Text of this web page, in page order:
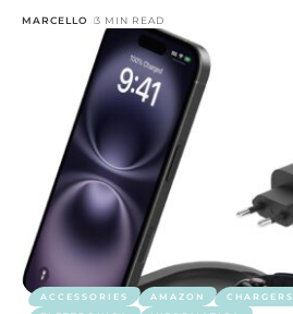
MARCELLO 3 MIN READ
ACCESSORIES AMAZON CHARGERS